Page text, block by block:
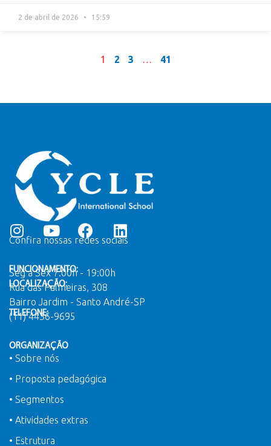
2 de abril de 2026 15:59
1 2 3 … 41
Confira nossas redes sociais
FUNCIONAMENTO:
Seg a Sex 7:00h - 19:00h
LOCALIZAÇÃO:
Rua das Palmeiras, 308
Bairro Jardim - Santo André-SP
TELEFONE:
(11) 4436-9695
ORGANIZAÇÃO
• Sobre nós
• Proposta pedagógica
• Segmentos
• Atividades extras
• Estrutura